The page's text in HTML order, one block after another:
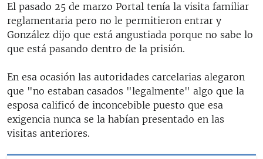
El pasado 25 de marzo Portal tenía la visita familiar
reglamentaria pero no le permitieron entrar y
González dijo que está angustiada porque no sabe lo
que está pasando dentro de la prisión.
En esa ocasión las autoridades carcelarias alegaron
que "no estaban casados "legalmente" algo que la
esposa calificó de inconcebible puesto que esa
exigencia nunca se la habían presentado en las
visitas anteriores.